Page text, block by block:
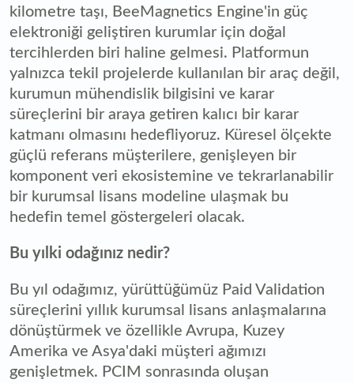
kilometre taşı, BeeMagnetics Engine'in güç
elektroniği geliştiren kurumlar için doğal
tercihlerden biri haline gelmesi. Platformun
yalnızca tekil projelerde kullanılan bir araç değil,
kurumun mühendislik bilgisini ve karar
süreçlerini bir araya getiren kalıcı bir karar
katmanı olmasını hedefliyoruz. Küresel ölçekte
güçlü referans müşterilere, genişleyen bir
komponent veri ekosistemine ve tekrarlanabilir
bir kurumsal lisans modeline ulaşmak bu
hedefin temel göstergeleri olacak.
Bu yılki odağınız nedir?
Bu yıl odağımız, yürüttüğümüz Paid Validation
süreçlerini yıllık kurumsal lisans anlaşmalarına
dönüştürmek ve özellikle Avrupa, Kuzey
Amerika ve Asya'daki müşteri ağımızı
genişletmek. PCIM sonrasında oluşan